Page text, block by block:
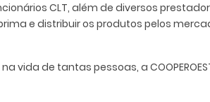
CLT, além de diversos
e distribuir os produtos pelos
de tantas pessoas, a